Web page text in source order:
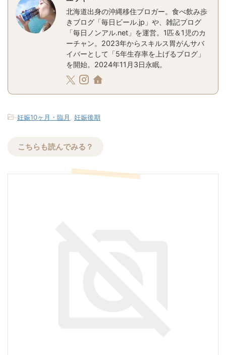
北海道出身の沖縄移住ブロガー。食べ飲み歩
きブログ「毎日ビール.jp」や、雑記ブログ
「毎日ノンアル.net」を運営。1匹＆1児のカ
ーチャン。2023年からスキルス胃がんサバ
イバーとして「5年生存率を上げるブログ」
を開始。2024年11月3日永眠。
-妊娠10ヶ月・臨月 妊娠後期
こちらも読んでみる？